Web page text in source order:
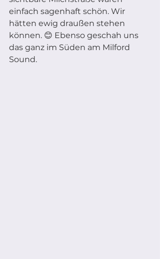
einfach sagenhaft schön. Wir
hätten ewig draußen stehen
können. 😊 Ebenso geschah uns
das ganz im Süden am Milford
Sound.